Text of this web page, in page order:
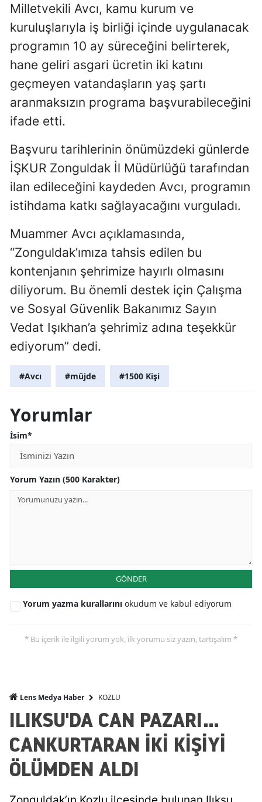
Milletvekili Avcı, kamu kurum ve
kuruluşlarıyla iş birliği içinde uygulanacak
programın 10 ay süreceğini belirterek,
hane geliri asgari ücretin iki katını
geçmeyen vatandaşların yaş şartı
aranmaksızın programa başvurabileceğini
ifade etti.
Başvuru tarihlerinin önümüzdeki günlerde
İŞKUR Zonguldak İl Müdürlüğü tarafından
ilan edileceğini kaydeden Avcı, programın
istihdama katkı sağlayacağını vurguladı.
Muammer Avcı açıklamasında,
“Zonguldak’ımıza tahsis edilen bu
kontenjanın şehrimize hayırlı olmasını
diliyorum. Bu önemli destek için Çalışma
ve Sosyal Güvenlik Bakanımız Sayın
Vedat Işıkhan’a şehrimiz adına teşekkür
ediyorum” dedi.
#Avcı #müjde #1500 Kişi
Yorumlar
İsim*
Yorum Yazın (500 Karakter)
GÖNDER
Yorum yazma kurallarını okudum ve kabul ediyorum
* Bu içerik ile ilgili yorum yok, ilk yorumu siz yazın, tartışalım *
Lens Medya Haber KOZLU
ILIKSU'DA CAN PAZARI...
CANKURTARAN İKİ KİŞİYİ
ÖLÜMDEN ALDI